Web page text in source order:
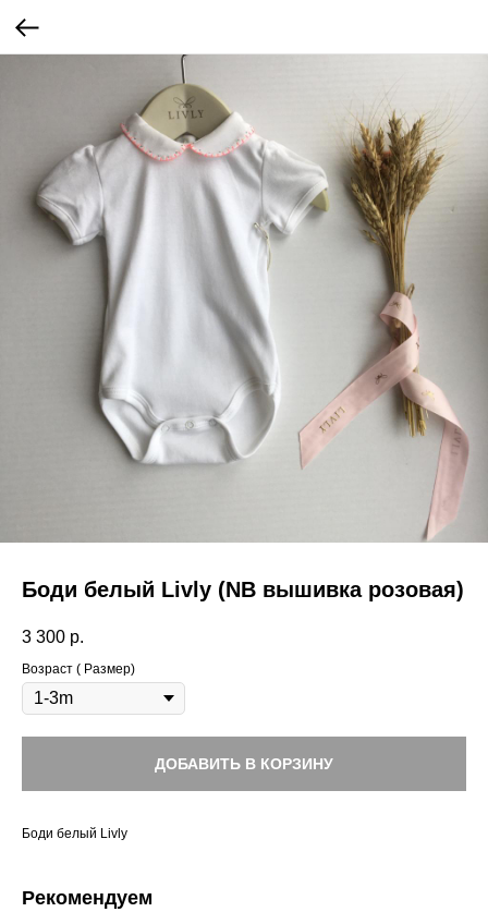
Боди белый Livly (NB вышивка розовая)
3 300 р.
Возраст ( Размер)
ДОБАВИТЬ В КОРЗИНУ
Боди белый Livly
Рекомендуем